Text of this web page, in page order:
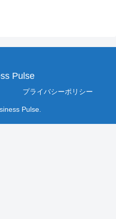
Pulse
プライバシーポリシー
Pulse.